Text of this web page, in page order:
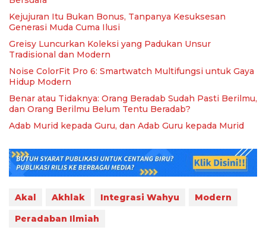
Kejujuran Itu Bukan Bonus, Tanpanya Kesuksesan
Generasi Muda Cuma Ilusi
Greisy Luncurkan Koleksi yang Padukan Unsur
Tradisional dan Modern
Noise ColorFit Pro 6: Smartwatch Multifungsi untuk Gaya
Hidup Modern
Benar atau Tidaknya: Orang Beradab Sudah Pasti Berilmu,
dan Orang Berilmu Belum Tentu Beradab?
Adab Murid kepada Guru, dan Adab Guru kepada Murid
Akal Akhlak Integrasi Wahyu
Modern
Peradaban Ilmiah